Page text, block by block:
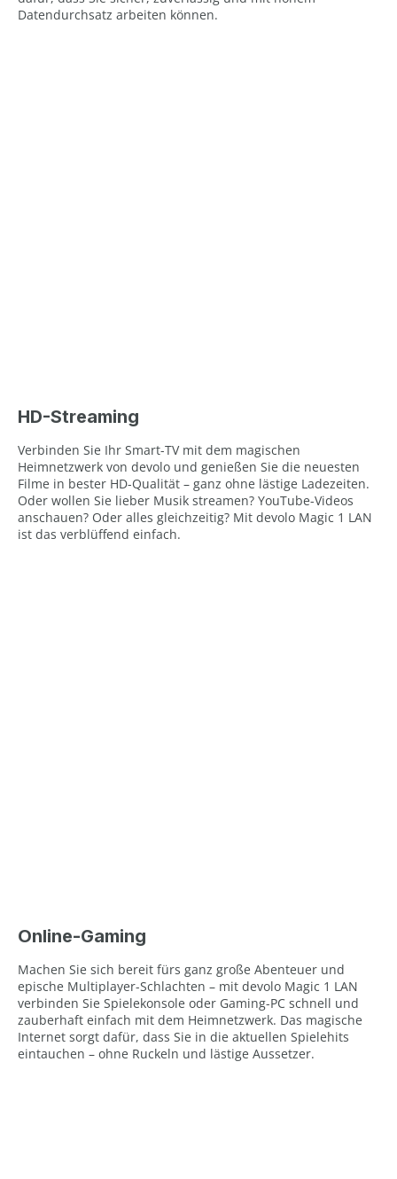
Datendurchsatz arbeiten können.
HD-Streaming
Verbinden Sie Ihr Smart-TV mit dem magischen
Heimnetzwerk von devolo und genießen Sie die neuesten
Filme in bester HD-Qualität – ganz ohne lästige Ladezeiten.
Oder wollen Sie lieber Musik streamen? YouTube-Videos
anschauen? Oder alles gleichzeitig? Mit devolo Magic 1 LAN
ist das verblüffend einfach.
Online-Gaming
Machen Sie sich bereit fürs ganz große Abenteuer und
epische Multiplayer-Schlachten – mit devolo Magic 1 LAN
verbinden Sie Spielekonsole oder Gaming-PC schnell und
zauberhaft einfach mit dem Heimnetzwerk. Das magische
Internet sorgt dafür, dass Sie in die aktuellen Spielehits
eintauchen – ohne Ruckeln und lästige Aussetzer.